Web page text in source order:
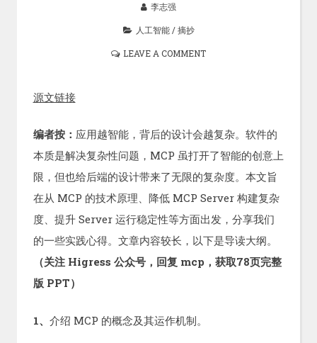
李志强
人工智能/摘抄
LEAVE A COMMENT
源文链接
编者按： 应用越智能，背后的设计会越复杂。软件的
本质是解决复杂性问题，MCP 虽打开了智能的创意上
限，但也给后端的设计带来了无限的复杂度。本文旨
在从 MCP 的技术原理、降低 MCP Server 构建复杂
度、提升 Server 运行稳定性等方面出发，分享我们
的一些实践心得。文章内容较长，以下是导读大纲。
（关注 Higress 公众号，回复 mcp，获取78页完整
版 PPT）
1、 介绍 MCP 的概念及其运作机制。